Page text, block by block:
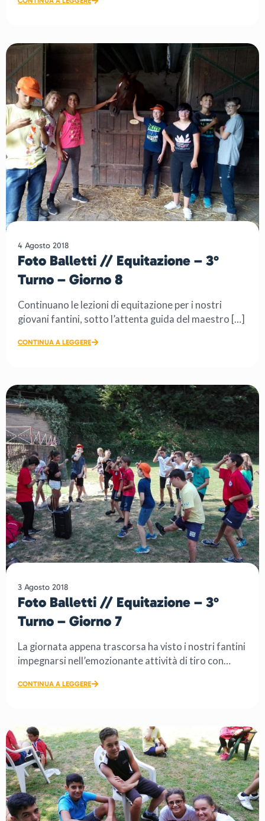
4 Agosto 2018
Foto Balletti // Equitazione – 3°
Turno – Giorno 8
Continuano le lezioni di equitazione per i nostri
giovani fantini, sotto l’attenta guida del maestro […]
CONTINUA A LEGGERE
3 Agosto 2018
Foto Balletti // Equitazione – 3°
Turno – Giorno 7
La giornata appena trascorsa ha visto i nostri fantini
impegnarsi nell’emozionante attività di tiro con
CONTINUA A LEGGERE